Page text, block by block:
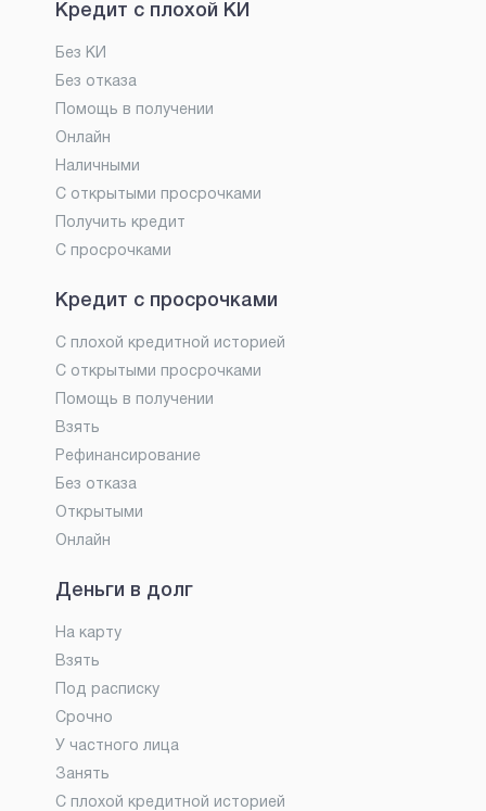
Кредит с плохой КИ
Без КИ
Без отказа
Помощь в получении
Онлайн
Наличными
С открытыми просрочками
Получить кредит
С просрочками
Кредит с просрочками
С плохой кредитной историей
С открытыми просрочками
Помощь в получении
Взять
Рефинансирование
Без отказа
Открытыми
Онлайн
Деньги в долг
На карту
Взять
Под расписку
Срочно
У частного лица
Занять
С плохой кредитной историей